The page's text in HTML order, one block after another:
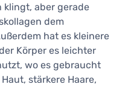
aber gerade
dem
hat es kleinere
Körper es leichter
wo es gebraucht
stärkere Haare,